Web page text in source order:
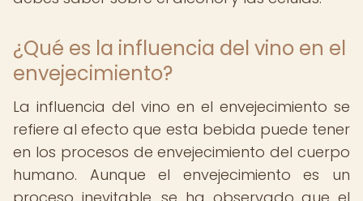
¿Qué es la influencia del vino en el
envejecimiento?
La influencia del vino en el envejecimiento se
refiere al efecto que esta bebida puede tener
en los procesos de envejecimiento del cuerpo
humano. Aunque el envejecimiento es un